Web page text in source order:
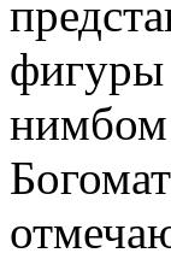
фигуры
нимбом